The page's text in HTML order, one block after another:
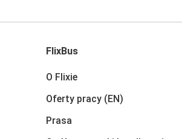
FlixBus
O Flixie
Oferty pracy (EN)
Prasa